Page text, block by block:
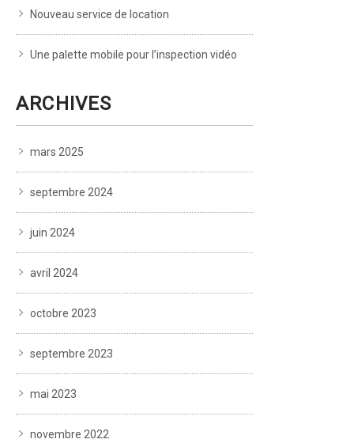
Nouveau service de location
Une palette mobile pour l’inspection vidéo
ARCHIVES
mars 2025
septembre 2024
juin 2024
avril 2024
octobre 2023
septembre 2023
mai 2023
novembre 2022